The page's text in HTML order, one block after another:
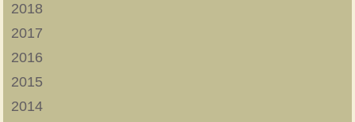
2018
2017
2016
2015
2014